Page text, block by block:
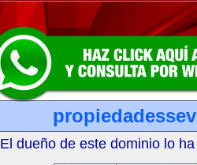
El dueño de este dominio lo